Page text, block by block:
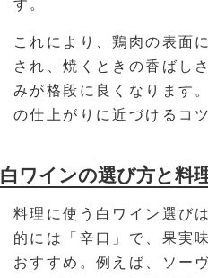
す。
これにより、鶏肉の表面
され、焼くときの香ばし
みが格段に良くなります
の仕上がりに近づけるコ
白ワインの選び方と料
料理に使う白ワイン選び
的には「辛口」で、果実
おすすめ。例えば、ソー